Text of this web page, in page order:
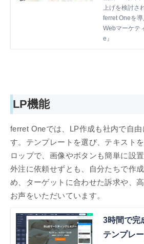
合わせを
上げを検討さ
ferret Oneを導
に取り組み始
合わせが！導
Webマーケテ
e』
LP機能
ferret Oneでは、LP作成も社内で自由
す。テンプレートを選び、テキスト
ロップで、画像やボタンも簡単に設置
外注に依頼せずとも、自分たちで作
め、ターゲットに合わせた訴求や、
お声をいただいています。
3時間で完
テンプレ